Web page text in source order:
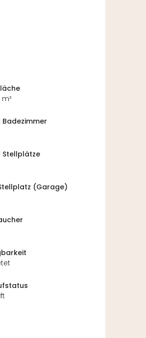
Badezimmer
Stellplätze
(Garage)